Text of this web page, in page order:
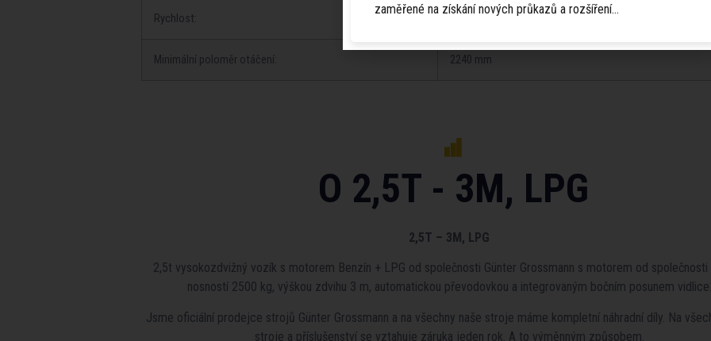
Rychlost: 17 – 19 km/h
Minimální poloměr otáčení: 2240 mm
O 2,5T - 3M, LPG
2,5T – 3M, LPG
2,5t vysokozdvižný vozík s motorem Benzín + LPG od společnosti Günter Grossmann s motorem od společnosti
nosností 2500 kg, výškou zdvihu 3 m, automatickou převodovkou a integrovaným bočním posunem vidlice.
Jsme oficiální prodejce strojů Günter Grossmann a na všechny naše stroje máme kompletní náhradní díly. Na
stroje a příslušenství se vztahuje záruka jeden rok. A to výměnným způsobem.
zaměřené na získání nových průkazů a rozšíření…